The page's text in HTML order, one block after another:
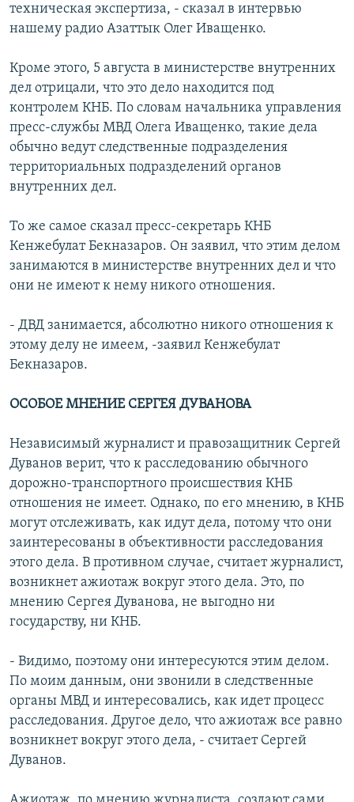
техническая экспертиза, - сказал в интервью
нашему радио Азаттык Олег Иващенко.
Кроме этого, 5 августа в министерстве внутренних
дел отрицали, что это дело находится под
контролем КНБ. По словам начальника управления
пресс-службы МВД Олега Иващенко, такие дела
обычно ведут следственные подразделения
территориальных подразделений органов
внутренних дел.
То же самое сказал пресс-секретарь КНБ
Кенжебулат Бекназаров. Он заявил, что этим делом
занимаются в министерстве внутренних дел и что
они не имеют к нему никого отношения.
- ДВД занимается, абсолютно никого отношения к
этому делу не имеем, -заявил Кенжебулат
Бекназаров.
ОСОБОЕ МНЕНИЕ СЕРГЕЯ ДУВАНОВА
Независимый журналист и правозащитник Сергей
Дуванов верит, что к расследованию обычного
дорожно-транспортного происшествия КНБ
отношения не имеет. Однако, по его мнению, в КНБ
могут отслеживать, как идут дела, потому что они
заинтересованы в объективности расследования
этого дела. В противном случае, считает журналист,
возникнет ажиотаж вокруг этого дела. Это, по
мнению Сергея Дуванова, не выгодно ни
государству, ни КНБ.
- Видимо, поэтому они интересуются этим делом.
По моим данным, они звонили в следственные
органы МВД и интересовались, как идет процесс
расследования. Другое дело, что ажиотаж все равно
возникнет вокруг этого дела, - считает Сергей
Дуванов.